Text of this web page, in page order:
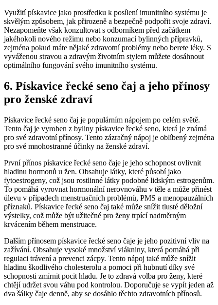
Využití pískavice jako prostředku k posílení imunitního systému je
skvělým způsobem, jak přirozeně a bezpečně podpořit svoje zdraví.
Nezapomeňte však konzultovat s odborníkem před začátkem
jakéhokoli nového režimu nebo konzumací bylinných přípravků,
zejména pokud máte nějaké zdravotní problémy nebo berete léky. S
vyváženou stravou a zdravým životním stylem můžete dosáhnout
optimálního fungování svého imunitního systému.
6. Pískavice řecké seno čaj a jeho přínosy
pro ženské zdraví
Pískavice řecké seno čaj je populárním nápojem po celém světě.
Tento čaj je vyroben z byliny pískavice řecké seno, která je známá
pro své zdravotní přínosy. Tento zázračný nápoj je oblíbený zejména
pro své mnohostranné účinky na ženské zdraví.
První přínos pískavice řecké seno čaje je jeho schopnost ovlivnit
hladinu hormonů u žen. Obsahuje látky, které působí jako
fytoestrogeny, což jsou rostlinné látky podobné lidským estrogenům.
To pomáhá vyrovnat hormonální nerovnováhu v těle a může přinést
úlevu v případech menstruačních problémů, PMS a menopauzálních
příznaků. Pískavice řecké seno čaj také může snížit tlusté děložní
výstelky, což může být užitečné pro ženy trpící nadměrným
krvácením během menstruace.
Dalším přínosem pískavice řecké seno čaje je jeho pozitivní vliv na
zažívání. Obsahuje vysoké množství vlákniny, která pomáhá při
regulaci trávení a prevenci zácpy. Tento nápoj také může snížit
hladinu škodlivého cholesterolu a pomoci při hubnutí díky své
schopnosti zmírnit pocit hladu. Je to zdravá volba pro ženy, které
chtějí udržet svou váhu pod kontrolou. Doporučuje se vypít jeden až
dva šálky čaje denně, aby se dosáhlo těchto zdravotních přínosů.